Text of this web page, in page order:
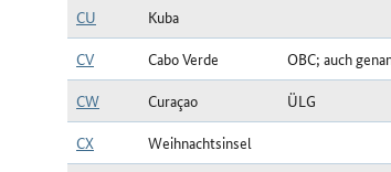
CU
Kuba
CV
Cabo Verde
OBC; auch
CW
Curaçao
ÜLG
CX
Weihnachtsinsel